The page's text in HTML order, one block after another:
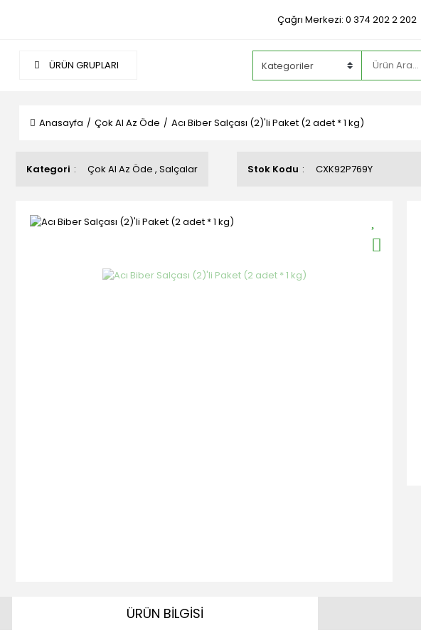
Çağrı Merkezi: 0 374 202 2 202
ÜRÜN GRUPLARI
Anasayfa Çok Al Az Öde Acı Biber Salçası (2)'li Paket (2 adet * 1 kg)
Kategori Çok Al Az Öde , Salçalar Stok Kodu CXK92P769Y
ÜRÜN BİLGİSİ